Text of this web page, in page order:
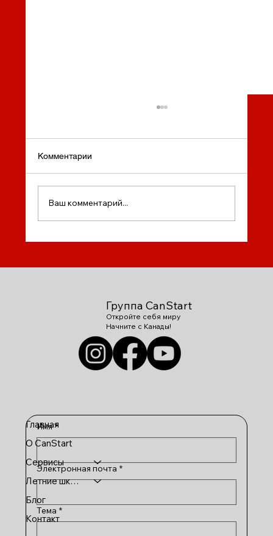
Комментарии
Ваш комментарий...
Группа CanStart
Откройте себя миру
Начните с Канады!
Главная
О CanStart
Сервисы
Летние школы
Блог
Контакт
Имя *
Электронная почта *
Тема *